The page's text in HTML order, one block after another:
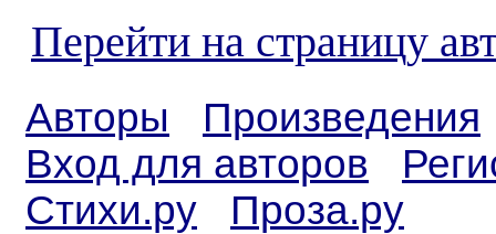
Перейти на страницу
Авторы
Произведения
Вход для авторов
Стихи.ру
Проза.ру